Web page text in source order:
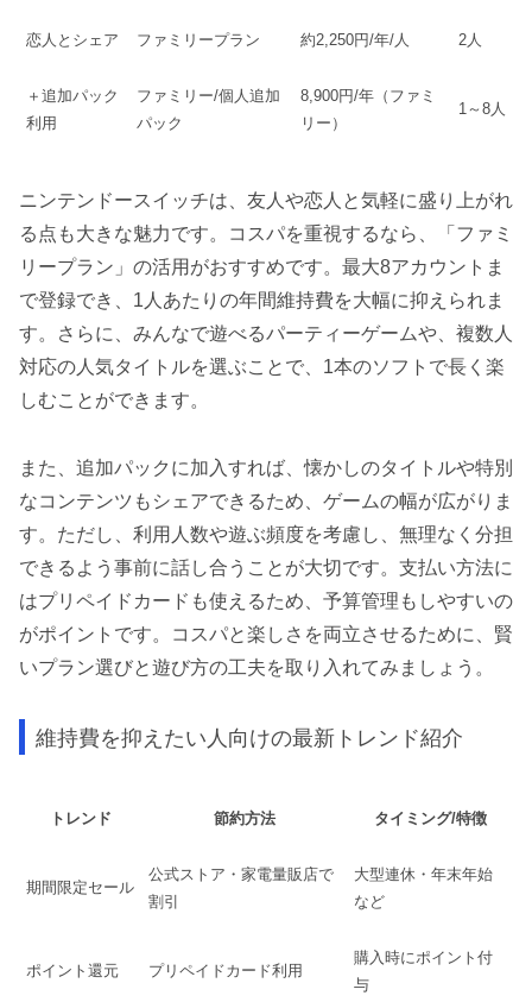
恋人とシェア ファミリープラン 約2,250円/年/人 2人
＋追加パック
利用
ファミリー/個人追加
パック
8,900円/年（ファミ
リー）
1～8人
ニンテンドースイッチは、友人や恋人と気軽に盛り上がれ
る点も大きな魅力です。コスパを重視するなら、「ファミ
リープラン」の活用がおすすめです。最大8アカウントま
で登録でき、1人あたりの年間維持費を大幅に抑えられま
す。さらに、みんなで遊べるパーティーゲームや、複数人
対応の人気タイトルを選ぶことで、1本のソフトで長く楽
しむことができます。
また、追加パックに加入すれば、懐かしのタイトルや特別
なコンテンツもシェアできるため、ゲームの幅が広がりま
す。ただし、利用人数や遊ぶ頻度を考慮し、無理なく分担
できるよう事前に話し合うことが大切です。支払い方法に
はプリペイドカードも使えるため、予算管理もしやすいの
がポイントです。コスパと楽しさを両立させるために、賢
いプラン選びと遊び方の工夫を取り入れてみましょう。
維持費を抑えたい人向けの最新トレンド紹介
トレンド 節約方法 タイミング/特徴
期間限定セール
公式ストア・家電量販店で
割引
大型連休・年末年始
など
ポイント還元 プリペイドカード利用
購入時にポイント付
与